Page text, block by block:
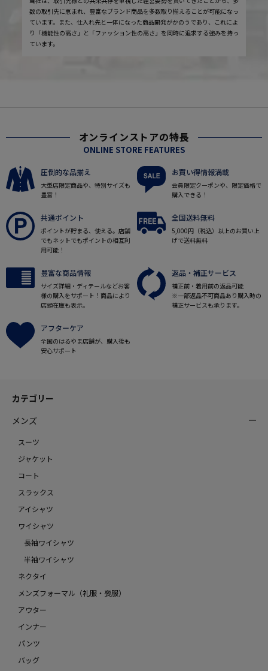
数の取引先に恵まれ、豊富なブランド商品を多数取り揃えることが可能になっ
ています。また、仕入れ先と一体になった商品開発がかのうであり、これによ
り「機能性の高さ」と「ファッション性の高さ」を同時に追求する強みを持っ
ています。
オンラインストアの特長
ONLINE STORE FEATURES
圧倒的な品揃え
大型店限定商品や、特別サイズも
豊富！
お買い得情報満載
会員限定クーポンや、限定価格で
購入できる！
共通ポイント
ポイントが貯まる、使える。店舗
でもネットでもポイントの相互利
用可能！
全国送料無料
5,000円（税込）以上のお買い上
げで送料無料
豊富な商品情報
サイズ詳細・ディテールなどお客
様の購入をサポート！商品により
店頭在庫も表示。
返品・補正サービス
補正前・着用前の返品可能
※一部返品不可商品あり購入時の
補正サービスも承ります。
アフターケア
全国のはるやま店舗が、購入後も
安心サポート
カテゴリー
メンズ
スーツ
ジャケット
コート
スラックス
アイシャツ
ワイシャツ
長袖ワイシャツ
半袖ワイシャツ
ネクタイ
メンズフォーマル（礼服・喪服）
アウター
インナー
パンツ
バッグ